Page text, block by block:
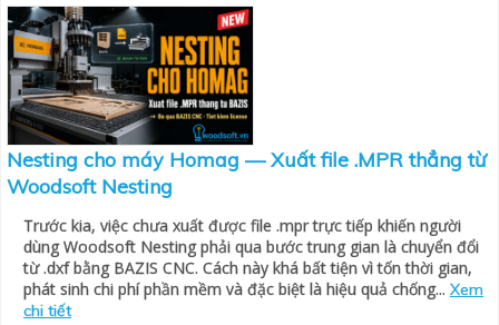
Nesting cho máy Homag — Xuất file .MPR thẳng từ
Woodsoft Nesting
Trước kia, việc chưa xuất được file .mpr trực tiếp khiến người
dùng Woodsoft Nesting phải qua bước trung gian là chuyển đổi
từ .dxf bằng BAZIS CNC. Cách này khá bất tiện vì tốn thời gian,
phát sinh chi phí phần mềm và đặc biệt là hiệu quả chống... Xem
chi tiết